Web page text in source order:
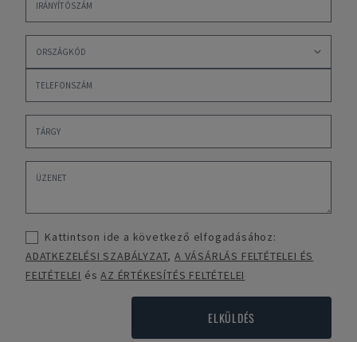
Kattintson ide a következő elfogadásához:
ADATKEZELÉSI SZABÁLYZAT,A VÁSÁRLÁS FELTÉTELEI ÉS
FELTÉTELEI ésAZ ÉRTÉKESÍTÉS FELTÉTELEI
ELKÜLDÉS